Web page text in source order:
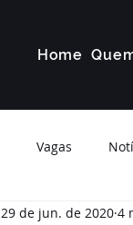
Home
Vagas
29 de jun. de 2020 4